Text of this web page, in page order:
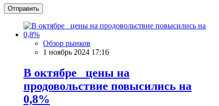
Отправить
Обзор рынков
1 ноябрь 2024 17:16
В октябре цены на
продовольствие повысились на
0,8%